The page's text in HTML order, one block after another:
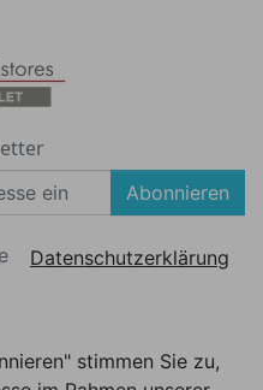
Abonnieren
Datenschutzerklärung
stimmen Sie zu,